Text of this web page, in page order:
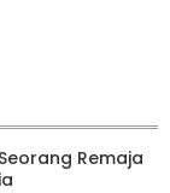
Remaja